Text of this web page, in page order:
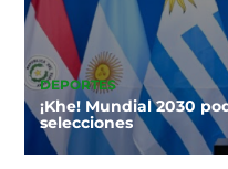
DEPORTES
¡Khe! Mundial 2030
selecciones